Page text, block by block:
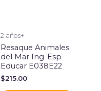
2 años+
Resaque Animales
del Mar Ing-Esp
Educar E038E22
$215.00